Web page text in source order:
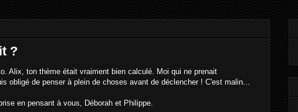
?
Alix, ton thème était vraiment bien calculé. Moi qui ne prenait
obligé de penser à plein de choses avant de déclencher ! C'est malin...
en pensant à vous, Déborah et Philippe.